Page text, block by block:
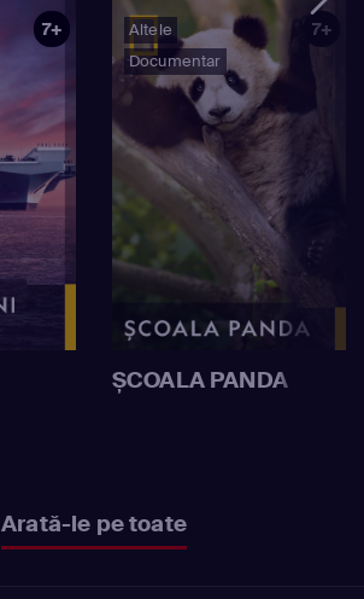
7+
Altele
Documentar
7+
ȘCOALA PANDA
Arată-le pe toate